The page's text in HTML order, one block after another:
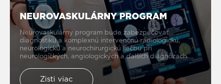
NEUROVASKULÁRNY PROGRAM
Neurovaskulárny program bude zabezpečovať
diagnostiku a komplexnú intervenčnú rádiologickú,
neurologickú a neurochirurgickú liečbu pri
neurologických, angiologických a ďalších diagnózach.
Jeho najdôležitejšou úlohou bude integrovať a urýchliť
riešenie pacientov v akútnom stave pri cievnej mozgovej
príhode, pri ktorých čas zohráva kľúčovú rolu z hľadiska
Zisti viac